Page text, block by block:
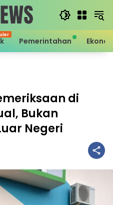
Pemerintahan
di
Bukan
Negeri